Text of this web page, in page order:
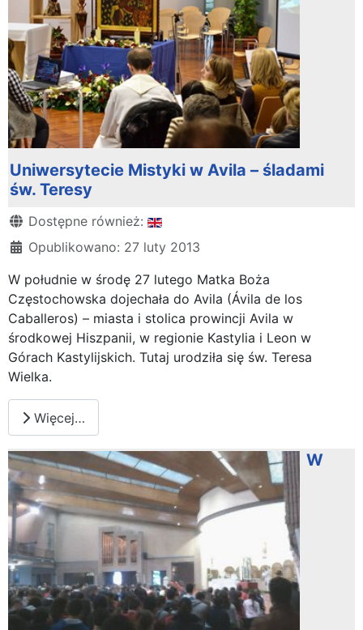
Uniwersytecie Mistyki w Avila – śladami
św. Teresy
Szczegóły
Dostępne również:
Opublikowano: 27 luty 2013
W południe w środę 27 lutego Matka Boża
Częstochowska dojechała do Avila (Ávila de los
Caballeros) – miasta i stolica prowincji Avila w
środkowej Hiszpanii, w regionie Kastylia i Leon w
Górach Kastylijskich. Tutaj urodziła się św. Teresa
Wielka.
Więcej…
W